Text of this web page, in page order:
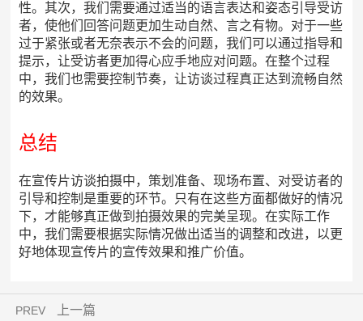
性。其次，我们需要通过适当的语言表达和姿态引导受访
者，使他们回答问题更加生动自然、言之有物。对于一些
过于紧张或者无奈表示不会的问题，我们可以通过指导和
提示，让受访者更加得心应手地应对问题。在整个过程
中，我们也需要控制节奏，让访谈过程真正达到流畅自然
的效果。
总结
在宣传片访谈拍摄中，策划准备、现场布置、对受访者的
引导和控制是重要的环节。只有在这些方面都做好的情况
下，才能够真正做到拍摄效果的完美呈现。在实际工作
中，我们需要根据实际情况做出适当的调整和改进，以更
好地体现宣传片的宣传效果和推广价值。
PREV 上一篇